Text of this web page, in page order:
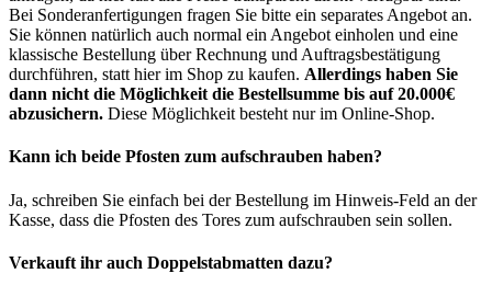
Bei Sonderanfertigungen fragen Sie bitte ein separates Angebot an.
Sie können natürlich auch normal ein Angebot einholen und eine
klassische Bestellung über Rechnung und Auftragsbestätigung
durchführen, statt hier im Shop zu kaufen. Allerdings haben Sie
dann nicht die Möglichkeit die Bestellsumme bis auf 20.000€
abzusichern. Diese Möglichkeit besteht nur im Online-Shop.
Kann ich beide Pfosten zum aufschrauben haben?
Ja, schreiben Sie einfach bei der Bestellung im Hinweis-Feld an der
Kasse, dass die Pfosten des Tores zum aufschrauben sein sollen.
Verkauft ihr auch Doppelstabmatten dazu?